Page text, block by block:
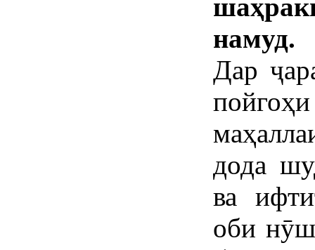
намуд.
Дар
дода
ва
оби